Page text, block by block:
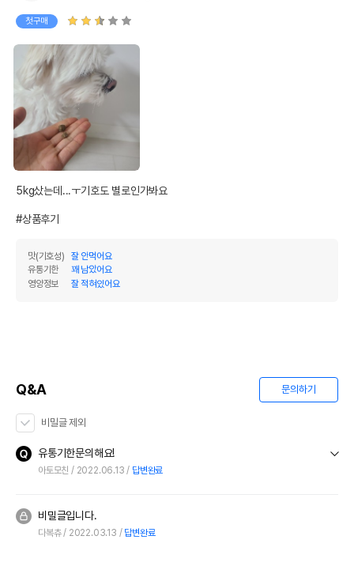
상품 필수 정보
품명 및 모델명
법에 의한 인증,허가 등을
받았음을 확인할수 있는
경우 그에 대한 사항
제조국 또는 원산지
제조자,수입품의 경우
AS책임자와 전화번호
또는 소비자상담 관련
첫구매
5kg샀는데...ㅜ기호도 별로인가봐요
#상품후기
맛(기호성)
잘 안먹어요
유통기한
꽤 남았어요
영양정보
잘 적혀있어요
Q&A 문의하기
비밀글 제외
유통기한문의해요!
아토모친 2022.06.13 답변완료
비밀글입니다.
다복츄 2022.03.13 답변완료